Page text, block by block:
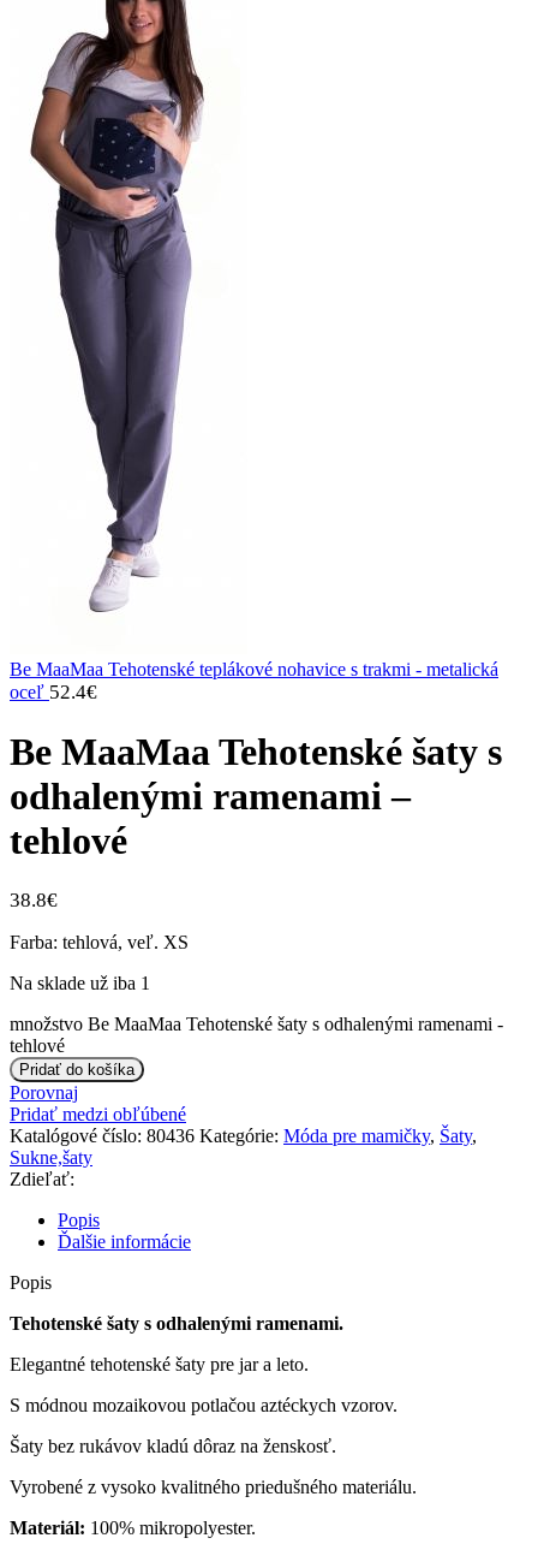
Be MaaMaa Tehotenské teplákové nohavice s trakmi - metalická
oceľ 52.4€
Be MaaMaa Tehotenské šaty s
odhalenými ramenami –
tehlové
38.8€
Farba: tehlová, veľ. XS
Na sklade už iba 1
množstvo Be MaaMaa Tehotenské šaty s odhalenými ramenami -
tehlové
Pridať do košíka
Porovnaj
Pridať medzi obľúbené
Katalógové číslo: 80436 Kategórie: Móda pre mamičky, Šaty,
Sukne,šaty
Zdieľať:
Popis
Ďalšie informácie
Popis
Tehotenské šaty s odhalenými ramenami.
Elegantné tehotenské šaty pre jar a leto.
S módnou mozaikovou potlačou aztéckych vzorov.
Šaty bez rukávov kladú dôraz na ženskosť.
Vyrobené z vysoko kvalitného priedušného materiálu.
Materiál: 100% mikropolyester.